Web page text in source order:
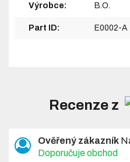
Výrobce: B.O.
Part ID: E0002-A
Recenze z
Ověřený zákazník
Doporučuje obchod